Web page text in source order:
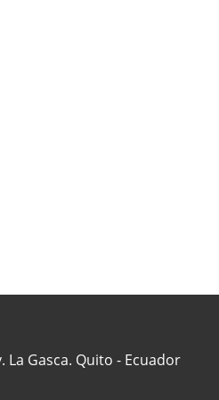
La Gasca. Quito - Ecuador